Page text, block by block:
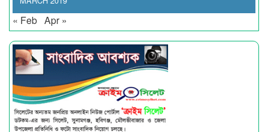
« Feb Apr »